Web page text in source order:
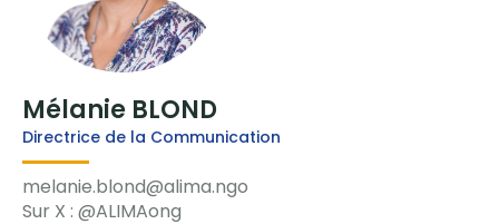
Mélanie BLOND
Directrice de la Communication
melanie.blond@alima.ngo
Sur X : @ALIMAong